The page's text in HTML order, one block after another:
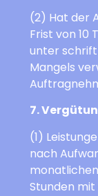
(2) Hat der
Frist von 10
unter
Mangels
7.
(1)
nach
Stunden